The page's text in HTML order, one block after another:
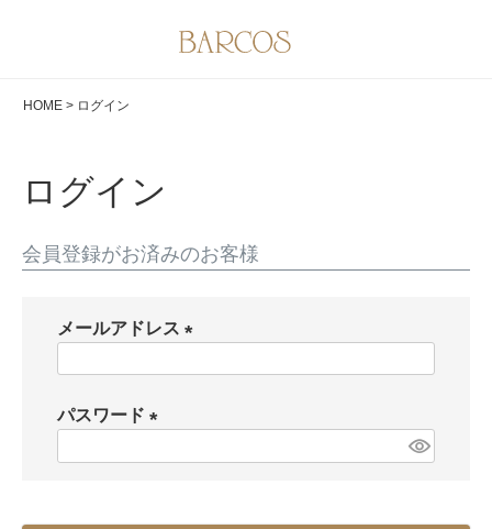
HOME ログイン
ログイン
会員登録がお済みのお客様
メールアドレス
パスワード